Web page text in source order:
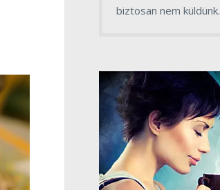
biztosan nem küldünk.